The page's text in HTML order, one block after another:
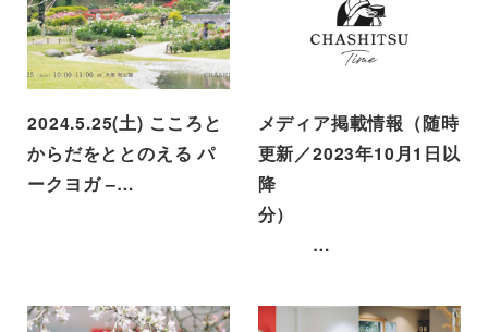
2024.5.25(土) こころと
からだをととのえる パ
ークヨガ –…
メディア掲載情報（随時
更新／2023年10月1日以
降
分）
…